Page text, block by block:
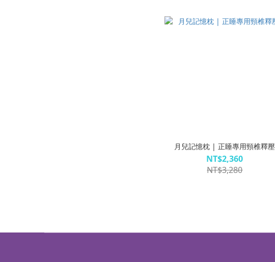
月兒記憶枕 | 正睡專用頸椎釋壓
NT$2,360
NT$3,280